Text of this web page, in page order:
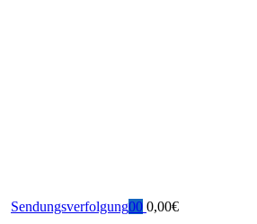
0 0,00€
0
Sendungsverfolgung